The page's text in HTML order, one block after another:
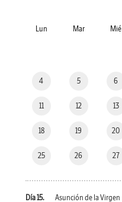
Lun Mar Mié
4 5 6
11 12 13
18 19 20
25 26 27
Día 15. Asunción de la Virgen